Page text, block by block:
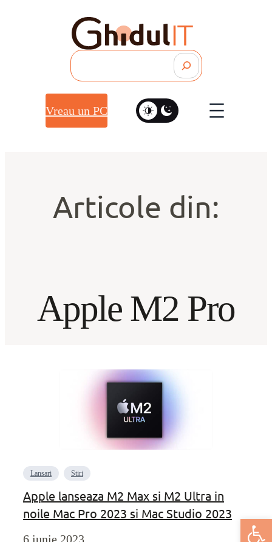
Deschide
Vreau un PC
Articole din:
Apple M2 Pro
Lansari Stiri
Apple lanseaza M2 Max si M2 Ultra in
noile Mac Pro 2023 si Mac Studio 2023
6 iunie 2023